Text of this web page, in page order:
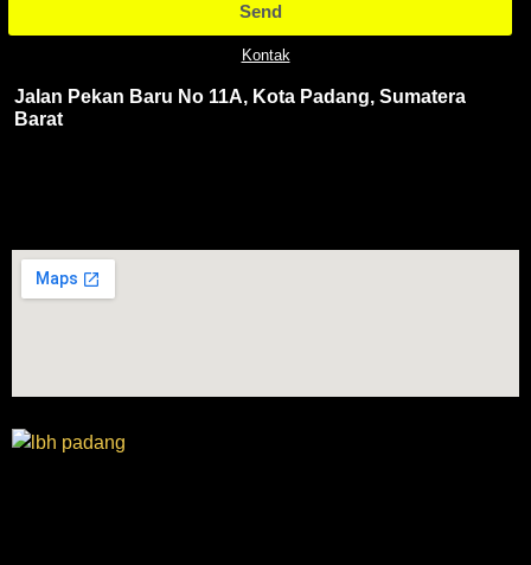
Send
Kontak
Jalan Pekan Baru No 11A, Kota Padang, Sumatera
Barat